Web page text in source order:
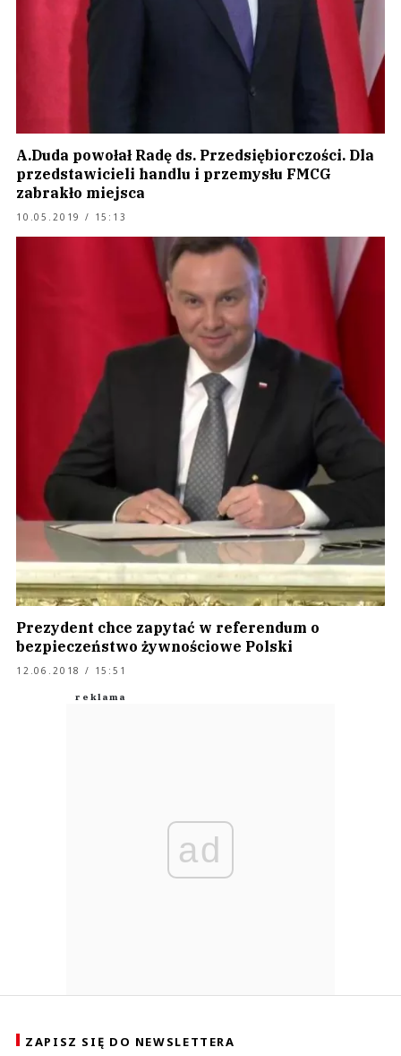
A.Duda powołał Radę ds. Przedsiębiorczości. Dla
przedstawicieli handlu i przemysłu FMCG
zabrakło miejsca
10.05.2019 / 15:13
Prezydent chce zapytać w referendum o
bezpieczeństwo żywnościowe Polski
12.06.2018 / 15:51
ad
ZAPISZ SIĘ DO NEWSLETTERA